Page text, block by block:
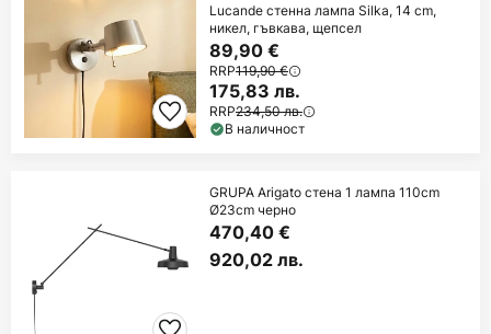
Lucande стенна лампа Silka, 14 cm,
никел, гъвкава, щепсел
89,90 €
RRP119,90 €
175,83 лв.
RRP234,50 лв.
В наличност
GRUPA Arigato стена 1 лампа 110cm
Ø23cm черно
470,40 €
920,02 лв.